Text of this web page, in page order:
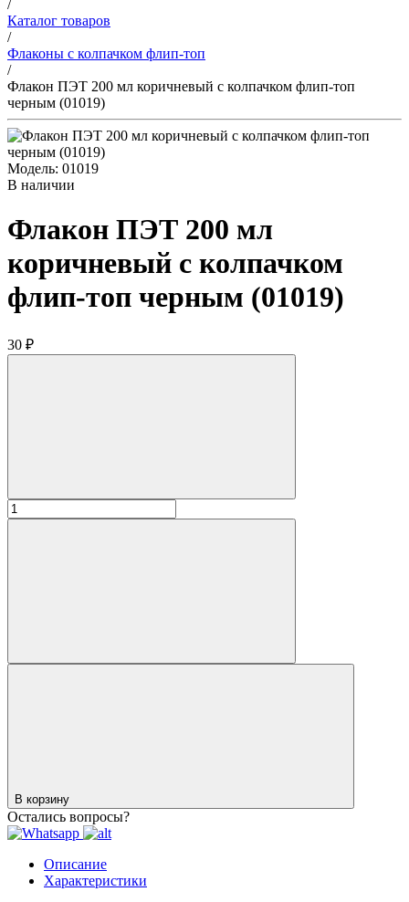
/
Каталог товаров
/
Флаконы с колпачком флип-топ
/
Флакон ПЭТ 200 мл коричневый с колпачком флип-топ
черным (01019)
Модель: 01019
В наличии
Флакон ПЭТ 200 мл
коричневый с колпачком
флип-топ черным (01019)
30 ₽
В корзину
Остались вопросы?
Описание
Характеристики